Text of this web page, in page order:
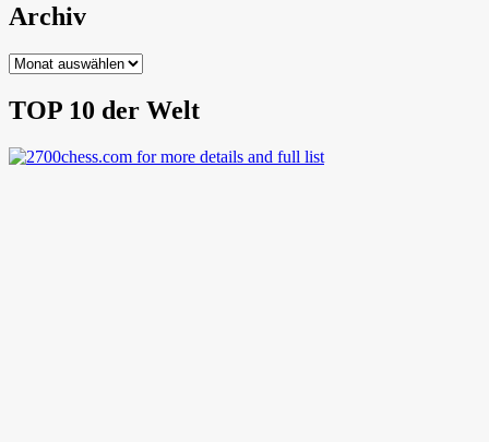
Archiv
Archiv
TOP 10 der Welt